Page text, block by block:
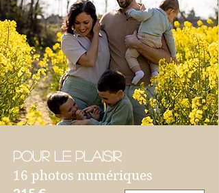
Pour le plaisir
16 photos numériques